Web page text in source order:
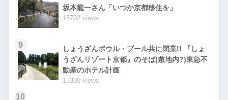
坂本龍一さん「いつか京都移住を」
15702 views
9
しょうざんボウル・プール共に閉業!! 『しょ
うざんリゾート京都』のそば(敷地内?)東急不
動産のホテル計画
15300 views
10